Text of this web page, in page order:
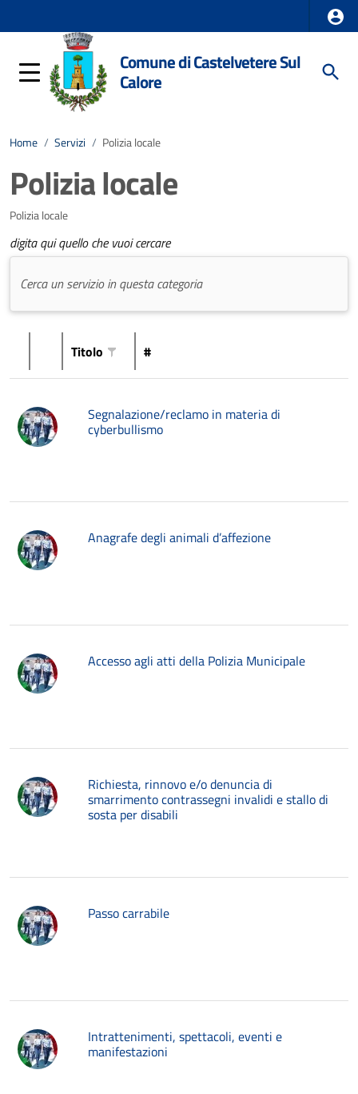
Comune di Castelvetere Sul
Calore
Home / Servizi / Polizia locale
Polizia locale
Polizia locale
digita qui quello che vuoi cercare
Titolo #
Segnalazione/reclamo in materia di
cyberbullismo
Anagrafe degli animali d’affezione
Accesso agli atti della Polizia Municipale
Richiesta, rinnovo e/o denuncia di
smarrimento contrassegni invalidi e stallo di
sosta per disabili
Passo carrabile
Intrattenimenti, spettacoli, eventi e
manifestazioni